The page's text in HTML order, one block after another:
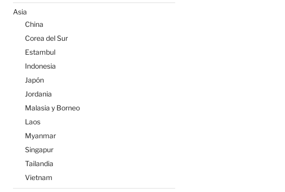
Asia
China
Corea del Sur
Estambul
Indonesia
Japón
Jordania
Malasia y Borneo
Laos
Myanmar
Singapur
Tailandia
Vietnam